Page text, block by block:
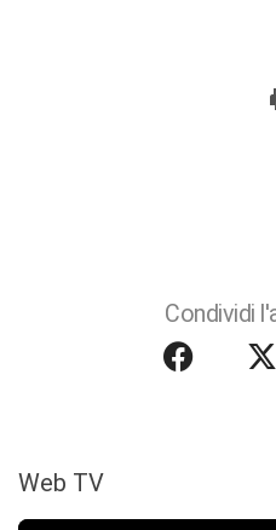
Condividi
Web TV